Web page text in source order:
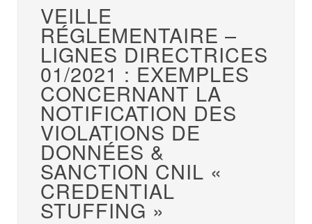
VEILLE
RÉGLEMENTAIRE –
LIGNES DIRECTRICES
01/2021 : EXEMPLES
CONCERNANT LA
NOTIFICATION DES
VIOLATIONS DE
DONNÉES &
SANCTION CNIL «
CREDENTIAL
STUFFING »